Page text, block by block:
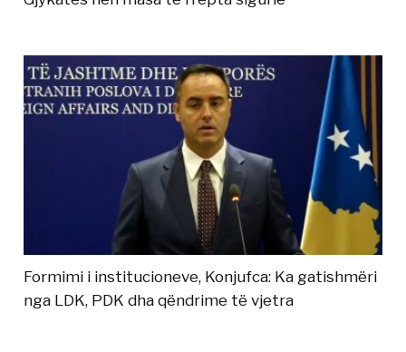
Formimi i institucioneve, Konjufca: Ka gatishmëri
nga LDK, PDK dha qëndrime të vjetra